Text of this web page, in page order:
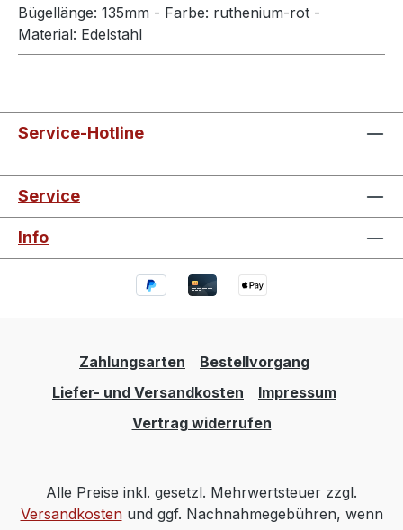
Bügellänge: 135mm - Farbe: ruthenium-rot -
Material: Edelstahl
Service-Hotline
Service
Info
Zahlungsarten
Bestellvorgang
Liefer- und Versandkosten
Impressum
Vertrag widerrufen
Alle Preise inkl. gesetzl. Mehrwertsteuer zzgl.
Versandkostenund ggf. Nachnahmegebühren, wenn